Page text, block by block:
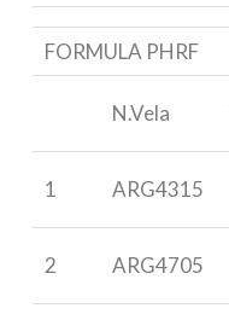
FORMULA PHRF
N.Vela
1 ARG4315
2 ARG4705